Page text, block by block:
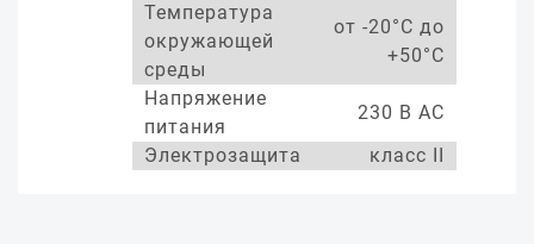
Температура
окружающей
среды
от -20°С до
+50°С
Напряжение
питания
230 В AC
Электрозащита
класс II